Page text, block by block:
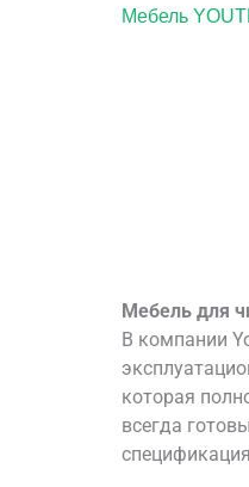
Мебель
Мебель для
В компании
которая
всегда